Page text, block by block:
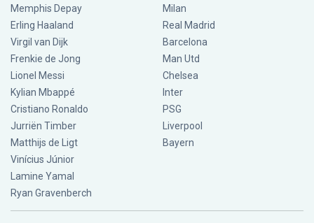
Memphis Depay
Erling Haaland
Virgil van Dijk
Frenkie de Jong
Lionel Messi
Kylian Mbappé
Cristiano Ronaldo
Jurriën Timber
Matthijs de Ligt
Vinícius Júnior
Lamine Yamal
Ryan Gravenberch
Milan
Real Madrid
Barcelona
Man Utd
Chelsea
Inter
PSG
Liverpool
Bayern